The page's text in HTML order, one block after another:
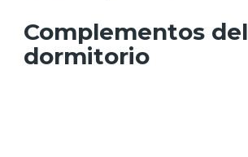
Complementos del
dormitorio